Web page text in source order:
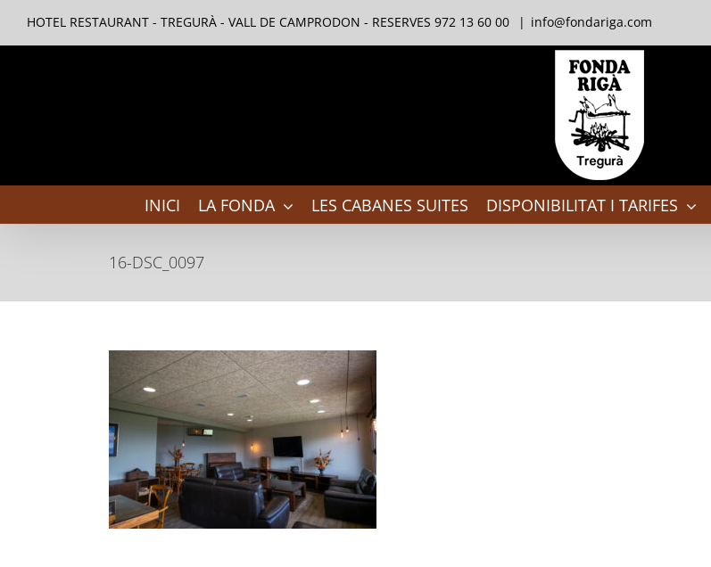
content
HOTEL RESTAURANT - TREGURÀ - VALL DE CAMPRODON - RESERVES 972 13 60 00 | info@fondariga.com
INICI LA FONDA LES CABANES SUITES DISPONIBILITAT I TARIFES
16-DSC_0097